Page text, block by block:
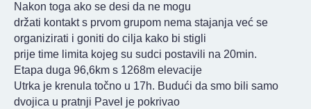
Nakon toga ako se desi da ne mogu
držati kontakt s prvom grupom nema stajanja već se
organizirati i goniti do cilja kako bi stigli
prije time limita kojeg su sudci postavili na 20min.
Etapa duga 96,6km s 1268m elevacije
Utrka je krenula točno u 17h. Budući da smo bili samo
dvojica u pratnji Pavel je pokrivao